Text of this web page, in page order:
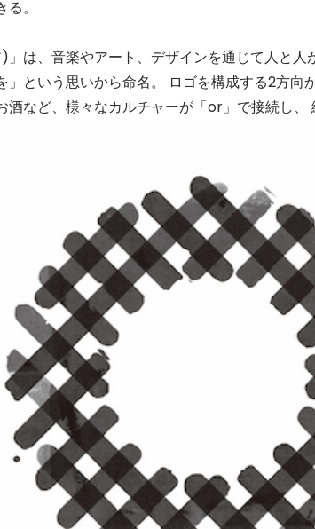
。
は、音楽やアート、デザインを通じて人と人
」という思いから命名。 ロゴを構成する2方向
酒など、様々なカルチャーが「or」で接続し、